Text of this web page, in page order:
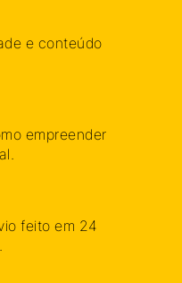
e conteúdo
empreender
feito em 24